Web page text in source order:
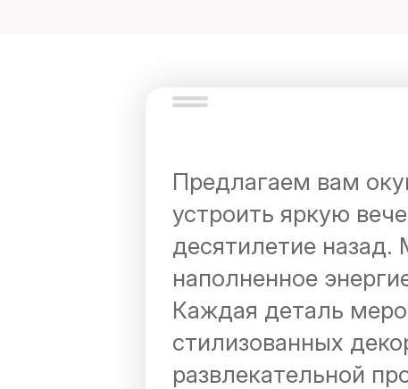
Предлагаем вам
устроить яркую
десятилетие
наполненное
Каждая деталь
стилизованных
развлекательной